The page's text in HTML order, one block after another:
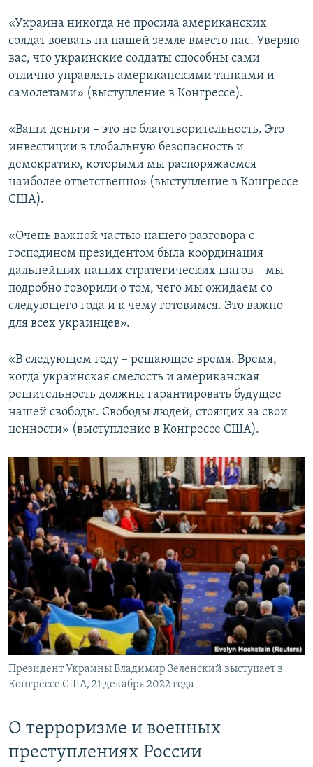
«Украина никогда не просила американских
солдат воевать на нашей земле вместо нас. Уверяю
вас, что украинские солдаты способны сами
отлично управлять американскими танками и
самолетами» (выступление в Конгрессе).
«Ваши деньги – это не благотворительность. Это
инвестиции в глобальную безопасность и
демократию, которыми мы распоряжаемся
наиболее ответственно» (выступление в Конгрессе
США).
«Очень важной частью нашего разговора с
господином президентом была координация
дальнейших наших стратегических шагов – мы
подробно говорили о том, чего мы ожидаем со
следующего года и к чему готовимся. Это важно
для всех украинцев».
«В следующем году – решающее время. Время,
когда украинская смелость и американская
решительность должны гарантировать будущее
нашей свободы. Свободы людей, стоящих за свои
ценности» (выступление в Конгрессе США).
Президент Украины Владимир Зеленский выступает в
Конгрессе США, 21 декабря 2022 года
О терроризме и военных
преступлениях России